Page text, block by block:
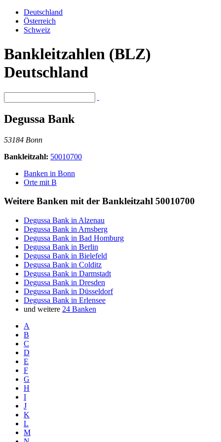
Deutschland
Österreich
Schweiz
Bankleitzahlen (BLZ)
Deutschland
Degussa Bank
53184 Bonn
Bankleitzahl: 50010700
Banken in Bonn
Orte mit B
Weitere Banken mit der Bankleitzahl 50010700
Degussa Bank in Alzenau
Degussa Bank in Arnsberg
Degussa Bank in Bad Homburg
Degussa Bank in Berlin
Degussa Bank in Bielefeld
Degussa Bank in Colditz
Degussa Bank in Darmstadt
Degussa Bank in Dresden
Degussa Bank in Düsseldorf
Degussa Bank in Erlensee
und weitere 24 Banken
A
B
C
D
E
F
G
H
I
J
K
L
M